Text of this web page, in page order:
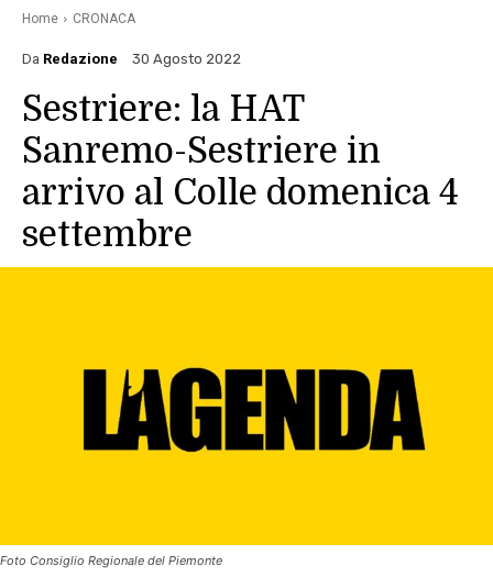
Home CRONACA
Da Redazione 30 Agosto 2022
Sestriere: la HAT
Sanremo-Sestriere in
arrivo al Colle domenica 4
settembre
Foto Consiglio Regionale del Piemonte